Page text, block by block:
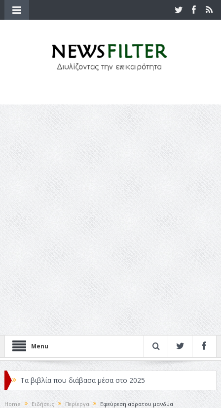
Menu
Τα βιβλία που διάβασα μέσα στο 2025
Κριτικές ταινιών: Ο Ντι Κάπριο και ο Λάνθιμος
Home Ειδήσεις Περίεργα Εφεύρεση αόρατου μανδύα